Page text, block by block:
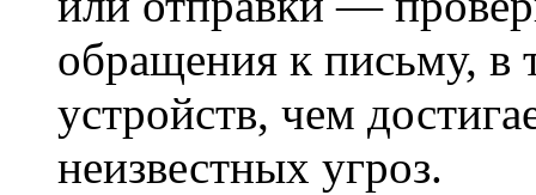
обращения к письму, в
устройств, чем
неизвестных угроз.